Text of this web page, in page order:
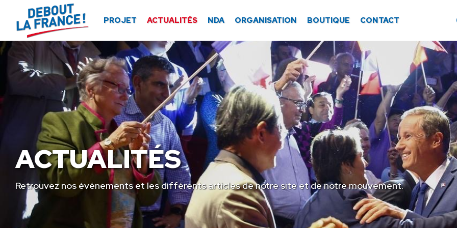
PROJET ACTUALITÉS NDA ORGANISATION BOUTIQUE CONTACT
ACTUALITÉS
Retrouvez nos événements et les différents articles de notre site et de notre mouvement.
Panneau de gestion des cookies